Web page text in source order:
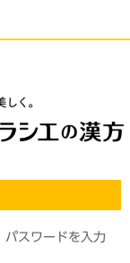
パスワードを入力